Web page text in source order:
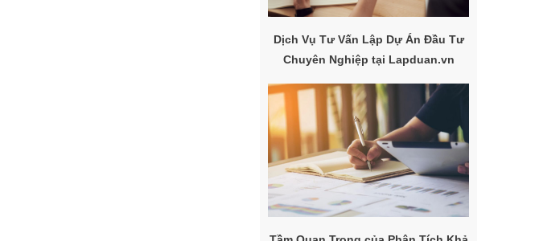
Dịch Vụ Tư Vấn Lập Dự Án Đầu Tư
Chuyên Nghiệp tại Lapduan.vn